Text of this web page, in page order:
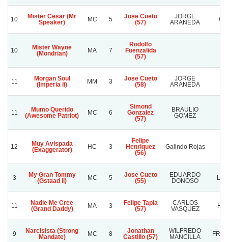
10
Mister Cesar (Mr
Speaker)
MC 5
Jose Cueto
(57)
JORGE
ARANEDA
10
Mister Wayne
(Mondrian)
MA 7
Rodolfo
Fuenzalida
(57)
11
Morgan Soul
(Imperia Ii)
MM 3
Jose Cueto
(58)
JORGE
ARANEDA
11
Mumo Querido
(Awesome Patriot)
MC 6
Simond
Gonzalez
(57)
BRAULIO
GOMEZ
12
Muy Avispada
(Exaggerator)
HC 3
Felipe
Henriquez
(56)
Galindo Rojas
3
My Gran Tommy
(Gstaad Ii)
MC 5
Jose Cueto
(55)
EDUARDO
DONOSO
LO
11
Nadie Me Cree
(Grand Daddy)
MA 3
Felipe Tapia
(57)
CARLOS
VASQUEZ
9
Narcisista (Strong
Mandate)
MC 8
Jonathan
Castillo (57)
WILFREDO
MANCILLA